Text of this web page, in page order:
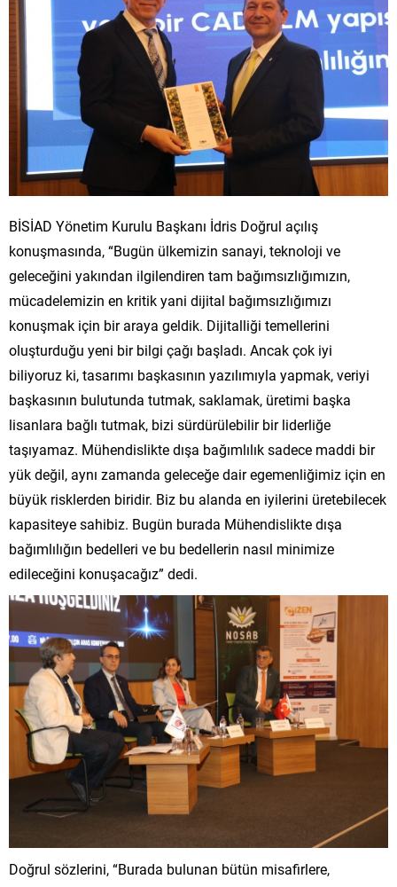
BİSİAD Yönetim Kurulu Başkanı İdris Doğrul açılış
konuşmasında, “Bugün ülkemizin sanayi, teknoloji ve
geleceğini yakından ilgilendiren tam bağımsızlığımızın,
mücadelemizin en kritik yani dijital bağımsızlığımızı
konuşmak için bir araya geldik. Dijitalliği temellerini
oluşturduğu yeni bir bilgi çağı başladı. Ancak çok iyi
biliyoruz ki, tasarımı başkasının yazılımıyla yapmak, veriyi
başkasının bulutunda tutmak, saklamak, üretimi başka
lisanlara bağlı tutmak, bizi sürdürülebilir bir liderliğe
taşıyamaz. Mühendislikte dışa bağımlılık sadece maddi bir
yük değil, aynı zamanda geleceğe dair egemenliğimiz için en
büyük risklerden biridir. Biz bu alanda en iyilerini üretebilecek
kapasiteye sahibiz. Bugün burada Mühendislikte dışa
bağımlılığın bedelleri ve bu bedellerin nasıl minimize
edileceğini konuşacağız” dedi.
Doğrul sözlerini, “Burada bulunan bütün misafirlere,